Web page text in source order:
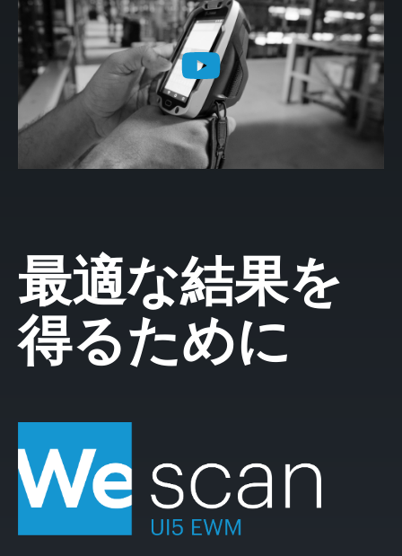
最適な結果を
得るために